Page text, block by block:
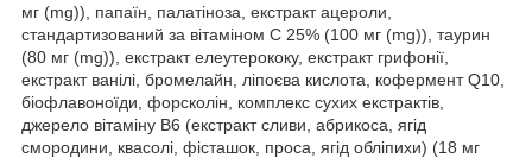
мг (mg)), папаїн, палатіноза, екстракт ацероли,
стандартизований за вітаміном С 25% (100 мг (mg)), таурин
(80 мг (mg)), екстракт елеутерококу, екстракт грифонії,
екстракт ванілі, бромелайн, ліпоєва кислота, кофермент Q10,
біофлавоноїди, форсколін, комплекс сухих екстрактів,
джерело вітаміну В6 (екстракт сливи, абрикоса, ягід
смородини, квасолі, фісташок, проса, ягід обліпихи) (18 мг